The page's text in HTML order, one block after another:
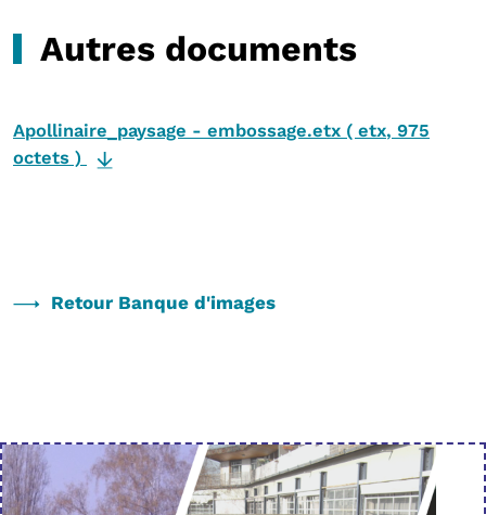
Autres documents
Apollinaire_paysage - embossage.etx ( etx, 975
octets )
Retour Banque d'images